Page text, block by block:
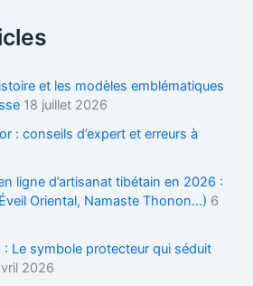
et les modèles emblématiques
18 juillet 2026
: conseils d’expert et erreurs à
ligne d’artisanat tibétain en 2026 :
Oriental, Namaste Thonon…) 6
: Le symbole protecteur qui séduit
2026